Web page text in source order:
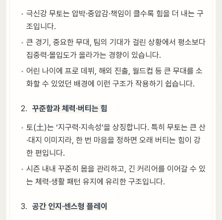
극신강 무토는 압박·중압감·책임이 클수록 힘을 더 내는 구
조입니다.
큰 경기, 중요한 무대, 팀의 기대가 걸린 상황에서 평소보다
집중력·몰입도가 올라가는 경향이 있습니다.
어린 나이에 프로 데뷔, 해외 진출, 월드컵 등 큰 무대를 소
화할 수 있었던 배경에 이런 구조가 작용하기 쉽습니다.
꾸준함과 체력·버티는 힘
토(土)는 ‘지구력·지속성’을 상징합니다. 특히 무토는 큰 산
·대지 이미지라, 한 번 마음을 정하면 오래 버티는 힘이 강
한 편입니다.
시즌 내내 꾸준히 몸을 관리하고, 긴 커리어를 이어갈 수 있
는 체력·생활 패턴 유지에 유리한 구조입니다.
공간 인지·센스형 플레이